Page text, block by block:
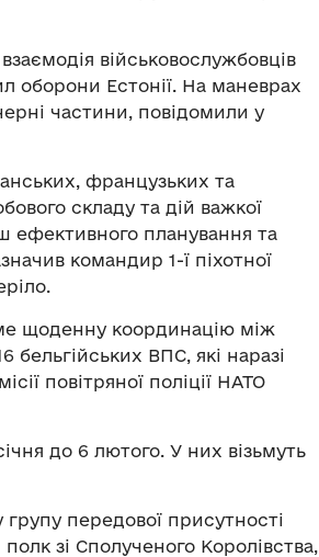
військовослужбовців
оборони Естонії. На маневрах
частини, повідомили у
французьких та
складу та дій важкої
ефективного планування та
командир 1-ї піхотної
щоденну координацію між
ВПС, які наразі
повітряної поліції НАТО
до 6 лютого. У них візьмуть
передової присутності
зі Сполученого Королівства,